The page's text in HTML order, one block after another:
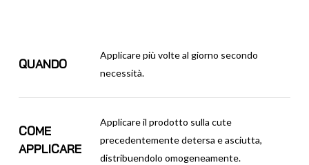
QUANDO
Applicare più volte al giorno secondo
necessità.
COME
APPLICARE
Applicare il prodotto sulla cute
precedentemente detersa e asciutta,
distribuendolo omogeneamente.